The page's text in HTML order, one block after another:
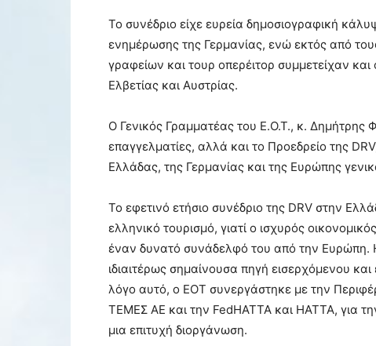
Το συνέδριο είχε ευρεία δημοσιογραφική
ενημέρωσης της Γερμανίας, ενώ εκτός από
γραφείων και τουρ οπερέιτορ συμμετείχαν
Ελβετίας και Αυστρίας.
Ο Γενικός Γραμματέας του Ε.Ο.Τ., κ.
επαγγελματίες, αλλά και το Προεδρείο της
Ελλάδας, της Γερμανίας και της Ευρώπης
To εφετινό ετήσιο συνέδριο της DRV στην
ελληνικό τουρισμό, γιατί ο ισχυρός
έναν δυνατό συνάδελφό του από την Ευρώπη. Η
ιδιαιτέρως σημαίνουσα πηγή εισερχόμενου
λόγο αυτό, ο ΕΟΤ συνεργάστηκε με την
ΤΕΜΕΣ ΑΕ και την FedHATTA και ΗΑΤΤΑ, για
μια επιτυχή διοργάνωση.